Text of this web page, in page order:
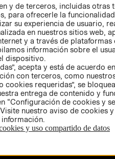
CON
- RETIRO EN
TIENDA
TÉRMINOS Y
CONDICIONES
AVISO DE
PRIVACIDAD
GIFT CARD
AVISO DE
y de terceros, incluidas otras
para ofrecerle la
su experiencia de usuario,
en nuestros sitios web,
y a través de plataformas
información sobre el
dispositivo.
acepta y está de acuerdo
con terceros, como
cookies requeridas”, se
entrega de contenido y
“Configuración de cookies y
nuestro aviso de cookies
y uso compartido de datos